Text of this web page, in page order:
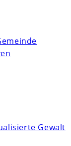
Gewalt